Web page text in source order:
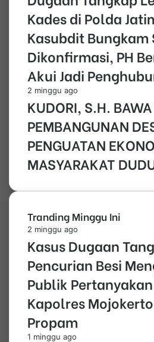
Kades di Polda
Kasubdit Bungkam
Dikonfirmasi, PH
Akui Jadi
2 minggu ago
KUDORI, S.H.
PEMBANGUNAN
PENGUATAN
MASYARAKAT
Tranding Minggu Ini
2 minggu ago
Kasus Dugaan
Pencurian Besi
Publik
Kapolres
Propam
1 minggu ago